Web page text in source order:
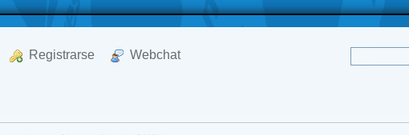
Registrarse Webchat